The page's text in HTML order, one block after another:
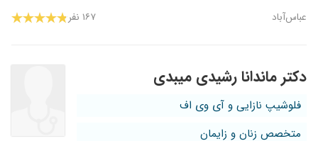
عباس‌آباد ۱۶۷ نفر
دکتر ماندانا رشیدی میبدی
فلوشیپ نازایی و آی وی اف
متخصص زنان و زایمان